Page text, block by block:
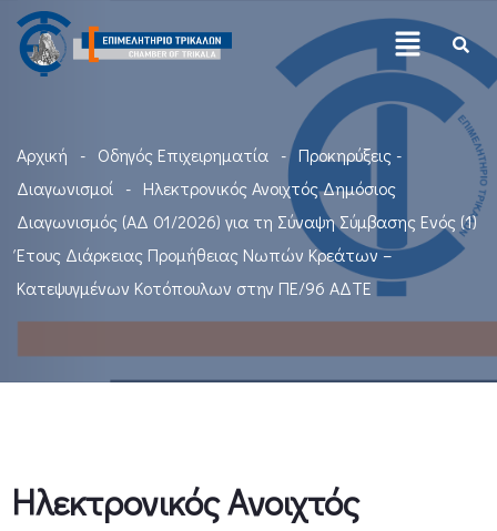
Αρχική Οδηγός Επιχειρηματία
Προκηρύξεις -
Διαγωνισμοί
Ηλεκτρονικός Ανοιχτός Δημόσιος
Διαγωνισμός (ΑΔ 01/2026) για τη Σύναψη Σύμβασης Ενός (1)
Έτους Διάρκειας Προμήθειας Νωπών Κρεάτων –
Κατεψυγμένων Κοτόπουλων στην ΠΕ/96 ΑΔΤΕ
Ηλεκτρονικός Ανοιχτός